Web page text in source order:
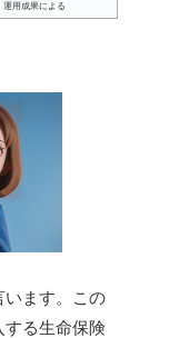
運用成果による
います。この
する生命保険